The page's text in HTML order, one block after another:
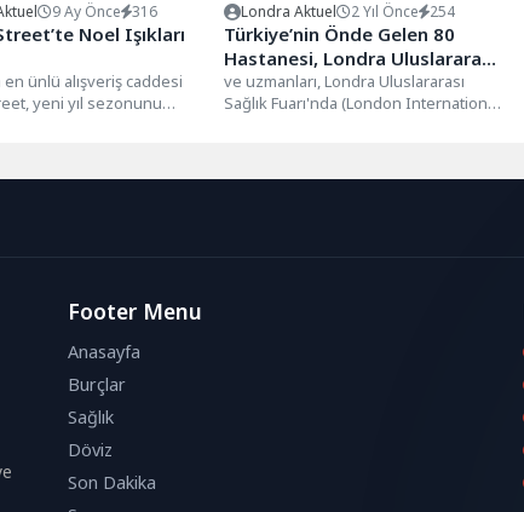
9 Ay Önce 316
Noel Işıkları
en ünlü alışveriş caddesi
yeni yıl sezonunu
Londra Aktuel 2 Yıl Önce 254
Türkiye’nin Önde Gelen 80
Hastanesi, Londra Uluslararası
Sağlık Fuarı’nda Göz Doldurdu
ve uzmanları, Londra Uluslararası
Sağlık Fuarı'nda (London International
Footer Menu
Anasayfa
Burçlar
Sağlık
Döviz
Son Dakika